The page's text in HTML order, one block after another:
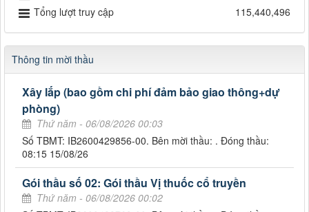
Tổng lượt truy cập
115,440,496
Thông tin mời thầu
Xây lắp (bao gồm chi phí đảm bảo giao thông+dự
phòng)
Thứ năm - 06/08/2026 00:03
Số TBMT: IB2600429856-00. Bên mời thầu: . Đóng thầu:
08:15 15/08/26
Gói thầu số 02: Gói thầu Vị thuốc cổ truyền
Thứ năm - 06/08/2026 00:02